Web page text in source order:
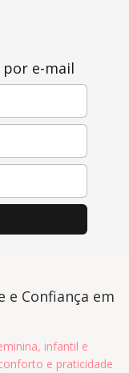
por e-mail
e Confiança em
infantil e
e praticidade